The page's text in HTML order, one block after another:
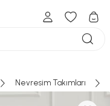
Nevresim Takımları